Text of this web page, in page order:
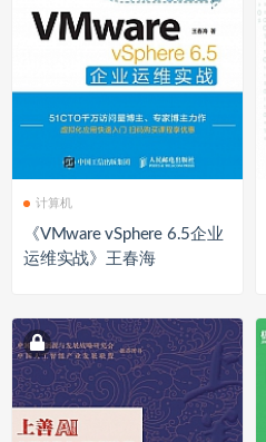
计算机
《VMware vSphere 6.5企业
运维实战》王春海